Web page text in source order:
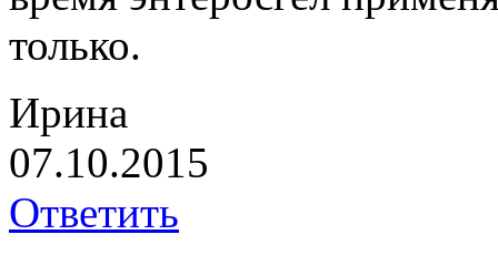
только.
Ирина
07.10.2015
Ответить